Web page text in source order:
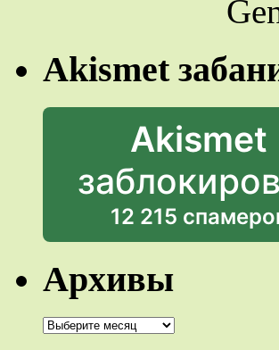
Akismet
Akismet
12 215
Архивы
Архивы